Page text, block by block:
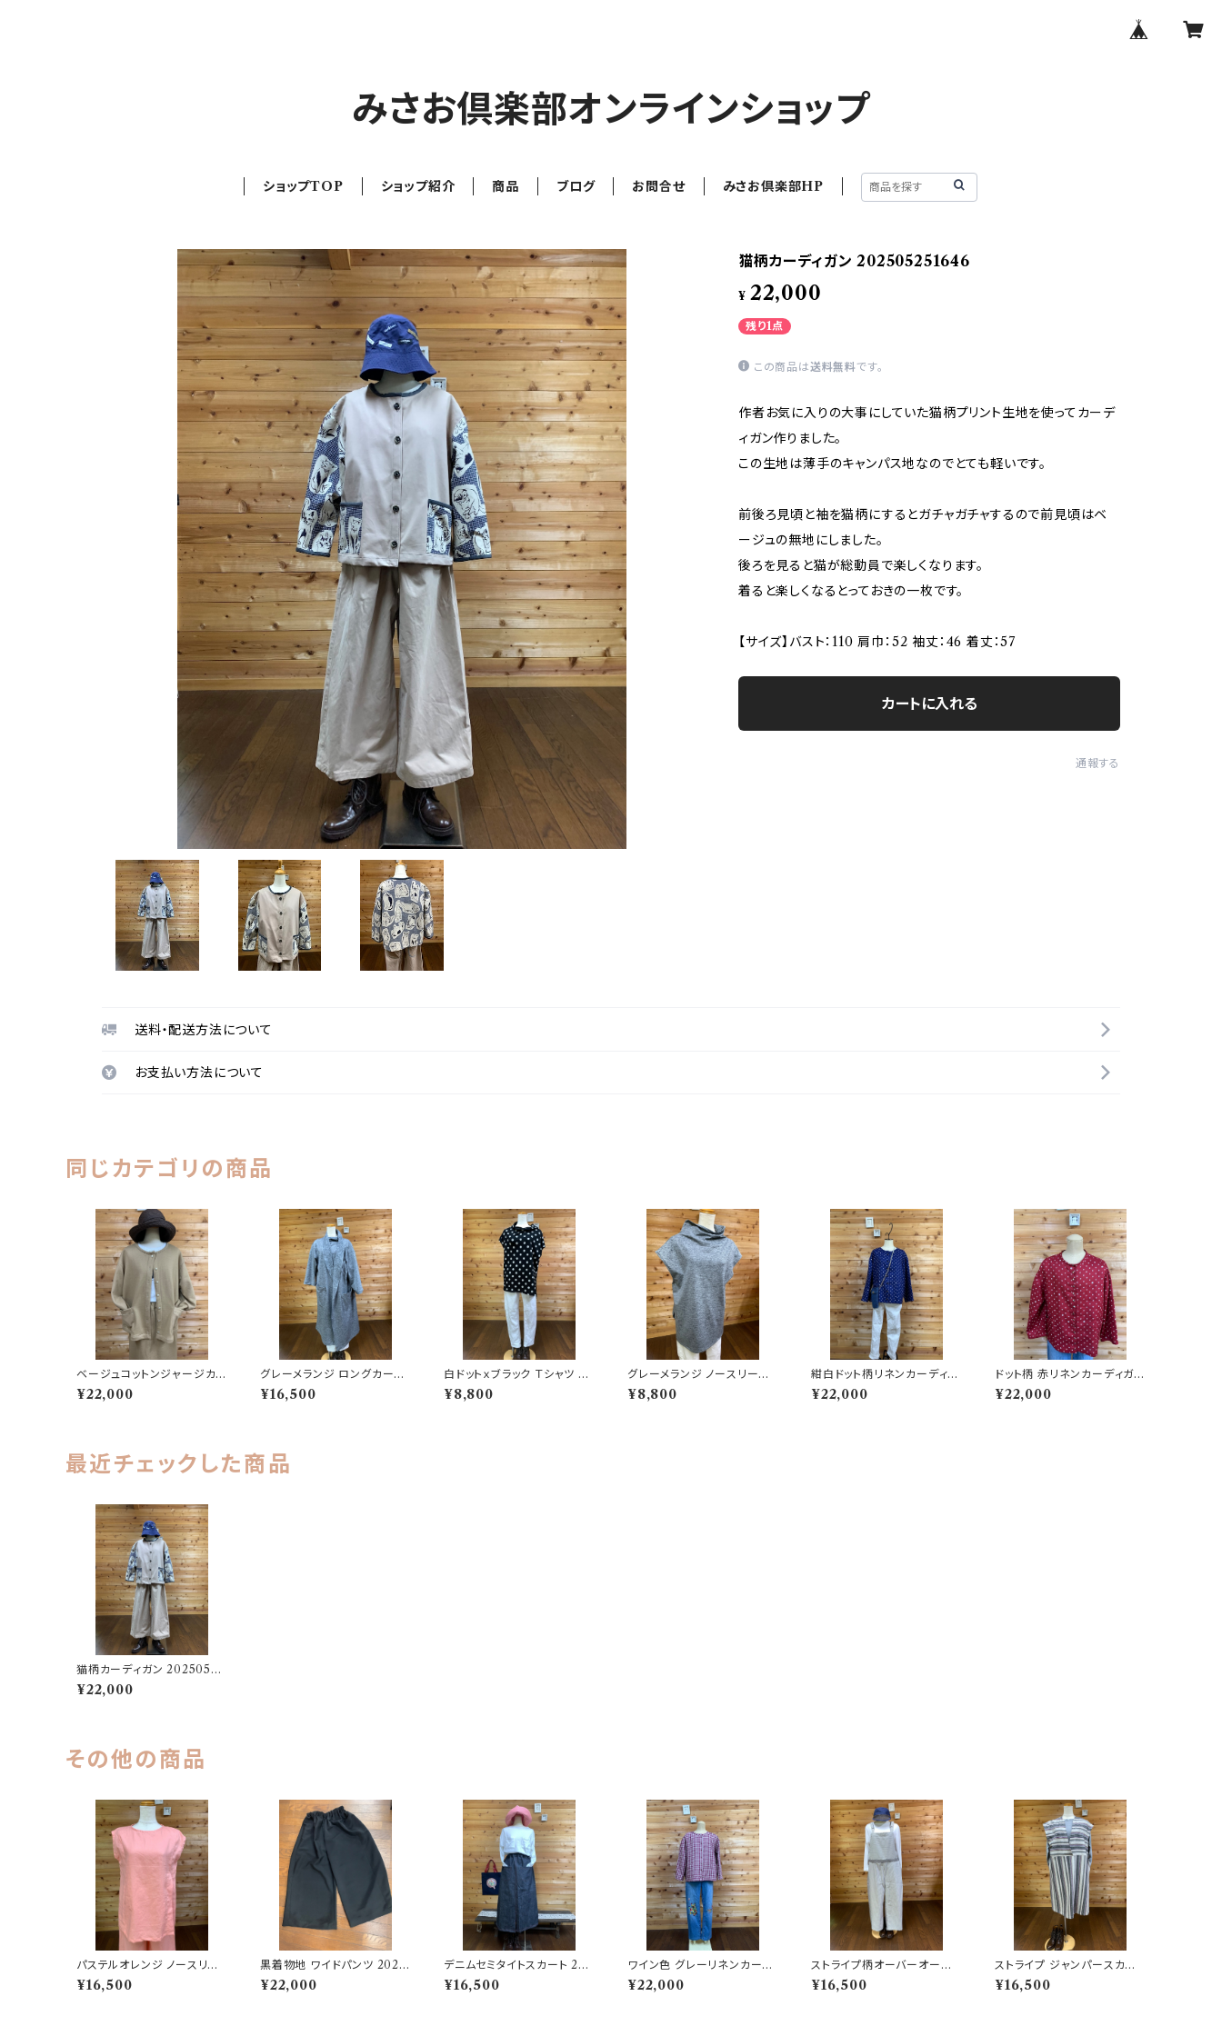
みさお倶楽部オンラインショップ
ショップTOP ショップ紹介 商品 ブログ お問合せ みさお倶楽部HP
猫柄カーディガン 202505251646
¥ 22,000
残り1点
この商品は送料無料です。
作者お気に入りの大事にしていた猫柄プリント生地を使ってカーデ
ィガン作りました。
この生地は薄手のキャンパス地なのでとても軽いです。
前後ろ見頃と袖を猫柄にするとガチャガチャするので前見頃はベ
ージュの無地にしました。
後ろを見ると猫が総動員で楽しくなります。
着ると楽しくなるとっておきの一枚です。
【サイズ】バスト：110 肩巾：52 袖丈：46 着丈：57
カートに入れる
通報する
送料・配送方法について
お支払い方法について
同じカテゴリの商品
ベージュコットンジャージカ
ーディガン 202505241013
¥22,000
グレーメランジ ロングカーデ
ィガン 202506251707
¥16,500
白ドットｘブラック Ｔシャツ 20
2506251701
¥8,800
グレーメランジ ノースリーブT
シャツ 202506251704
¥8,800
紺白ドット柄リネンカーディガ
ン 202505231527
¥22,000
ドット柄 赤リネンカーディガン
202505231522
¥22,000
最近チェックした商品
猫柄カーディガン 20250525
1646
¥22,000
その他の商品
パステルオレンジ ノースリー
ブプルオーバー 202506251
653
¥16,500
黒着物地 ワイドパンツ 2025
02101029
¥22,000
デニムセミタイトスカート 202
505131102
¥16,500
ワイン色 グレーリネンカーデ
ィガン 202505231525
¥22,000
ストライプ柄オーバーオール 2
02506251724
¥16,500
ストライプ ジャンパースカート
202506251721
¥16,500